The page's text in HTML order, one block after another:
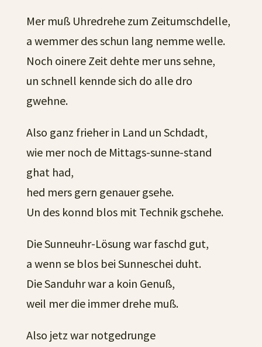
Mer muß Uhredrehe zum Zeitumschdelle,
a wemmer des schun lang nemme welle.
Noch oinere Zeit dehte mer uns sehne,
un schnell kennde sich do alle dro
gwehne.
Also ganz frieher in Land un Schdadt,
wie mer noch de Mittags-sunne-stand
ghat had,
hed mers gern genauer gsehe.
Un des konnd blos mit Technik gschehe.
Die Sunneuhr-Lösung war faschd gut,
a wenn se blos bei Sunneschei duht.
Die Sanduhr war a koin Genuß,
weil mer die immer drehe muß.
Also jetz war notgedrunge